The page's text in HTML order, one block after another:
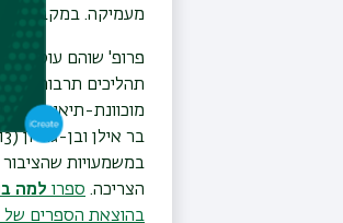
מעמיקה. במקביל
פרופ' שוהם עוסק
תהליכים תרבותיים
מוכוונת-תיאוריה.
בר אילן ובן-גוריון (2013), וכן
במשמעויות
הצריכה. ספרו למה
בהוצאת הספרים של